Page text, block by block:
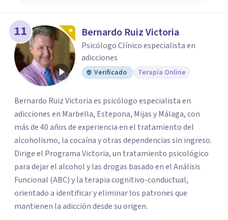
11 Bernardo Ruiz Victoria
Psicólogo Clínico especialista en
adicciones
Verificado Terapia Online
Bernardo Ruiz Victoria es psicólogo especialista en
adicciones en Marbella, Estepona, Mijas y Málaga, con
más de 40 años de experiencia en el tratamiento del
alcoholismo, la cocaína y otras dependencias sin ingreso.
Dirige el Programa Victoria, un tratamiento psicológico
para dejar el alcohol y las drogas basado en el Análisis
Funcional (ABC) y la terapia cognitivo-conductual,
orientado a identificar y eliminar los patrones que
mantienen la adicción desde su origen.